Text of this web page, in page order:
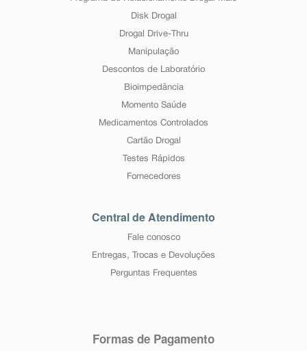
Disk Drogal
Drogal Drive-Thru
Manipulação
Descontos de Laboratório
Bioimpedância
Momento Saúde
Medicamentos Controlados
Cartão Drogal
Testes Rápidos
Fornecedores
Central de Atendimento
Fale conosco
Entregas, Trocas e Devoluções
Perguntas Frequentes
Formas de Pagamento